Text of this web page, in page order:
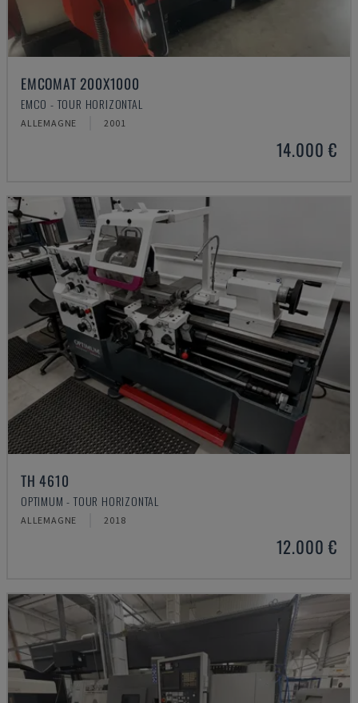
EMCOMAT 200X1000
EMCO - TOUR HORIZONTAL
ALLEMAGNE 2001
14.000 €
TH 4610
OPTIMUM - TOUR HORIZONTAL
ALLEMAGNE 2018
12.000 €